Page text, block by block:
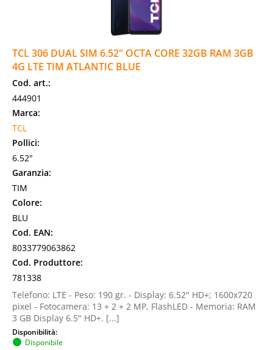
TCL 306 DUAL SIM 6.52" OCTA CORE 32GB RAM 3GB
4G LTE TIM ATLANTIC BLUE
Cod. art.:
444901
Marca:
TCL
Pollici:
6.52"
Garanzia:
TIM
Colore:
BLU
Cod. EAN:
8033779063862
Cod. Produttore:
781338
Telefono: LTE - Peso: 190 gr. - Display: 6.52" HD+; 1600x720
pixel - Fotocamera: 13 + 2 + 2 MP, FlashLED - Memoria: RAM
3 GB Display 6.5" HD+. [...]
Disponibilità:
Disponibile